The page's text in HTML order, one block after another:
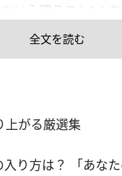
ない心理テスト1：
をするなら、次のう
D. 陶芸 ▼答えをチ
分の本音を隠してい
もしてあげたいとい
全文を読む
がる厳選集
り方は？ 「あなた